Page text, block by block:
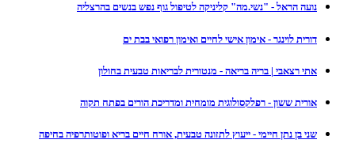
נועה הראל - "נשי.מה" קליניקה לטיפול גוף נפש בנשים בהרצליה
דורית לוינגר - אימון אישי לחיים ואימון רפואי בבת ים
אתי רצאבי | בריה בריאה - מנטורית לבריאות טבעית בחולון
אורית ששון - רפלקסולוגית מומחית ומדריכת הורים בפתח תקוה
שני בן נתן חיימי - ייעוץ לתזונה טבעית, אורח חיים בריא ופוטותרפיה בחיפה